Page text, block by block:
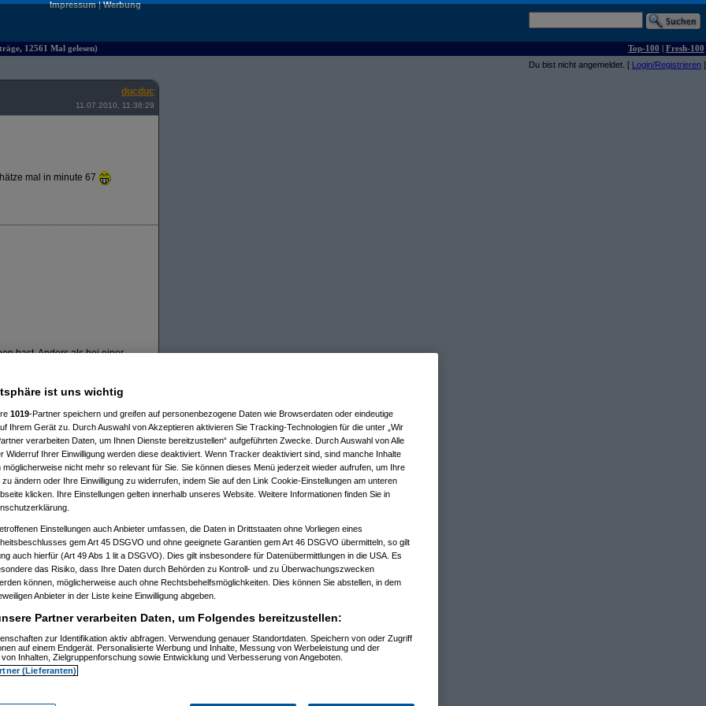
Impressum|Werbung
12561 Mal gelesen) Top-100 | Fresh-100
Du bist nicht angemeldet. [ Login/Registrieren ]
ducduc
11.07.2010, 11:38:29
mal in minute 67
hast. Anders als bei einer
11.07.2010, 13:52:15)
14:49:37)
am 11.07.2010, 15:13:28)
16:27:29)
07:40:59)
07:45:13)
ist uns wichtig
1019-Partner speichern und greifen auf personenbezogene Daten wie Browserdaten oder eindeutige
Ihrem Gerät zu. Durch Auswahl von Akzeptieren aktivieren Sie Tracking-Technologien für die unter „Wir
verarbeiten Daten, um Ihnen Dienste bereitzustellen“ aufgeführten Zwecke. Durch Auswahl von Alle
Widerruf Ihrer Einwilligung werden diese deaktiviert. Wenn Tracker deaktiviert sind, sind manche Inhalte
möglicherweise nicht mehr so relevant für Sie. Sie können dieses Menü jederzeit wieder aufrufen, um Ihre
zu ändern oder Ihre Einwilligung zu widerrufen, indem Sie auf den Link Cookie-Einstellungen am unteren
klicken. Ihre Einstellungen gelten innerhalb unseres Website. Weitere Informationen finden Sie in
Einstellungen auch Anbieter umfassen, die Daten in Drittstaaten ohne Vorliegen eines
gem Art 45 DSGVO und ohne geeignete Garantien gem Art 46 DSGVO übermitteln, so gilt
auch hierfür (Art 49 Abs 1 lit a DSGVO). Dies gilt insbesondere für Datenübermittlungen in die USA. Es
das Risiko, dass Ihre Daten durch Behörden zu Kontroll- und zu Überwachungszwecken
können, möglicherweise auch ohne Rechtsbehelfsmöglichkeiten. Dies können Sie abstellen, in dem
Anbieter in der Liste keine Einwilligung abgeben.
Partner verarbeiten Daten, um Folgendes bereitzustellen:
zur Identifikation aktiv abfragen. Verwendung genauer Standortdaten. Speichern von oder Zugriff
auf einem Endgerät. Personalisierte Werbung und Inhalte, Messung von Werbeleistung und der
Inhalten, Zielgruppenforschung sowie Entwicklung und Verbesserung von Angeboten.
(Lieferanten)